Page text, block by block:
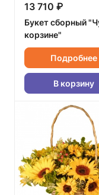
13 710 ₽
Букет сборный
корзине"
Подробнее
В корзину